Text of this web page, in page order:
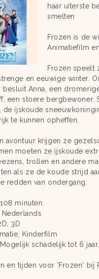
haar uiterste
smelten
Frozen is de
Animatiefilm
Frozen speelt
en eeuwige winter.
besluit Anna, een
een stoere bergbewoner.
de ijskoude
te kunnen opheffen.
avontuur krijgen ze
moeten ze ijskoude
trollen en andere
als ze de koude strijd
redden van ondergang.
minuten
Nederlands
3D
Kinderfilm
schadelijk tot 6
en tijden voor 'Frozen' bij